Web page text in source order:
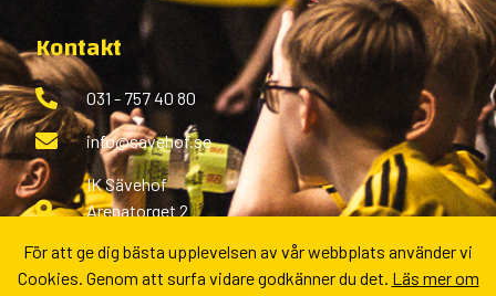
Kontakt
031 - 757 40 80
info@savehof.se
IK Sävehof
Arenatorget 2
Fler kontaktvägar
För att ge dig bästa upplevelsen av vår webbplats använder vi
Cookies. Genom att surfa vidare godkänner du det. Läs mer om